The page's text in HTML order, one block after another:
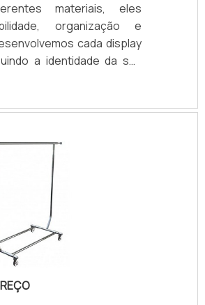
materiais, eles
organização e
cada display
a identidade da sua
do seu projeto.